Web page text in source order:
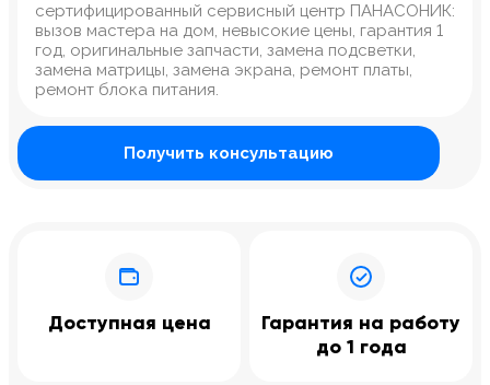
сертифицированный сервисный центр ПАНАСОНИК:
вызов мастера на дом, невысокие цены, гарантия 1
год, оригинальные запчасти, замена подсветки,
замена матрицы, замена экрана, ремонт платы,
ремонт блока питания.
Получить консультацию
Доступная цена
Гарантия на работу
до 1 года